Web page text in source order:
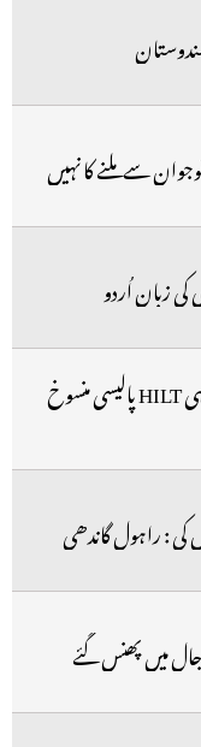
سے ملنے کا نہیں
زبان اُردو
بی آر ایس کو اقتدار حاصل ہوتے ہی HILT پالیسی منسوخ
کی : راہول گاندھی
میں پھنس گئے